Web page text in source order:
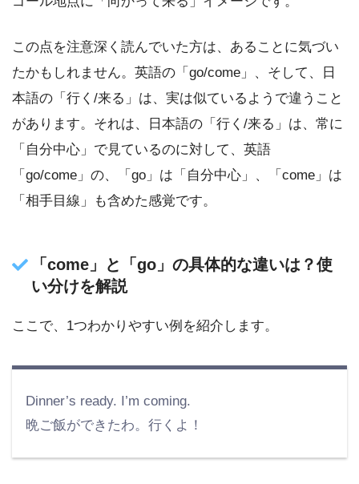
この点を注意深く読んでいた方は、あることに気づい
たかもしれません。英語の「go/come」、そして、日
本語の「行く/来る」は、実は似ているようで違うこと
があります。それは、日本語の「行く/来る」は、常に
「自分中心」で見ているのに対して、英語
「go/come」の、「go」は「自分中心」、「come」は
「相手目線」も含めた感覚です。
「come」と「go」の具体的な違いは？使
い分けを解説
ここで、1つわかりやすい例を紹介します。
Dinner’s ready. I’m coming.
晩ご飯ができたわ。行くよ！